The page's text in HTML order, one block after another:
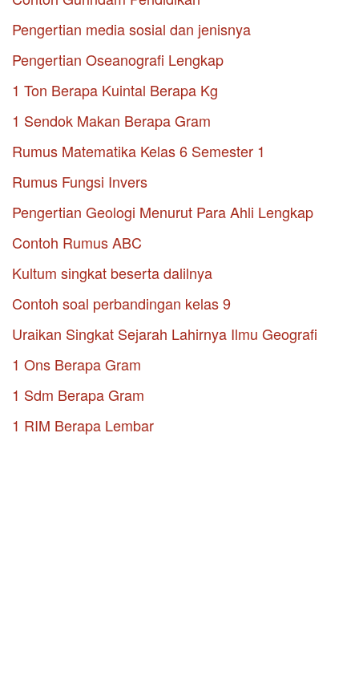
Pengertian media sosial dan jenisnya
Pengertian Oseanografi Lengkap
1 Ton Berapa Kuintal Berapa Kg
1 Sendok Makan Berapa Gram
Rumus Matematika Kelas 6 Semester 1
Rumus Fungsi Invers
Pengertian Geologi Menurut Para Ahli Lengkap
Contoh Rumus ABC
Kultum singkat beserta dalilnya
Contoh soal perbandingan kelas 9
Uraikan Singkat Sejarah Lahirnya Ilmu Geografi
1 Ons Berapa Gram
1 Sdm Berapa Gram
1 RIM Berapa Lembar